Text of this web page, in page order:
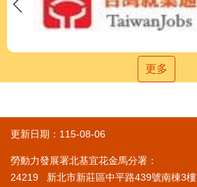
更多
更新日期：115-08-06
勞動力發展署北基宜花金馬分署：
24219 新北市新莊區中平路439號南棟3樓